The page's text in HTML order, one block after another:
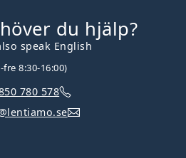
du hjälp?
speak English
fre 8:30-16:00)
780 578